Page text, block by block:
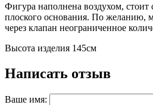
Фигура наполнена воздухом, стоит
плоского основания. По желанию,
через клапан неограниченное
Высота изделия 145см
Написать отзыв
Ваше имя: